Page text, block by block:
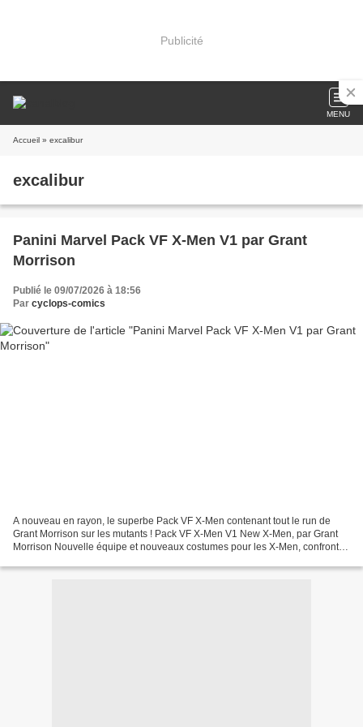
Publicité
MENU
Accueil » excalibur
excalibur
Panini Marvel Pack VF X-Men V1 par Grant
Morrison
Publié le 09/07/2026 à 18:56
Par cyclops-comics
A nouveau en rayon, le superbe Pack VF X-Men contenant tout le run de
Grant Morrison sur les mutants ! Pack VF X-Men V1 New X-Men, par Grant
Morrison Nouvelle équipe et nouveaux costumes pour les X-Men, confrontés